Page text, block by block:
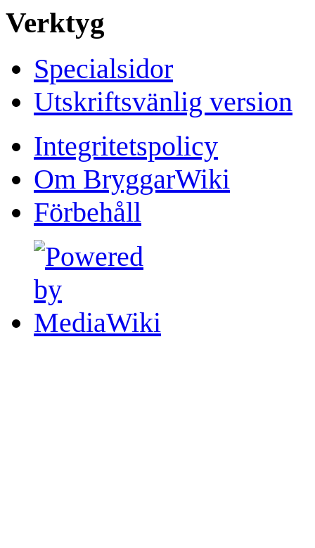
Verktyg
Specialsidor
Utskriftsvänlig version
Integritetspolicy
Om BryggarWiki
Förbehåll